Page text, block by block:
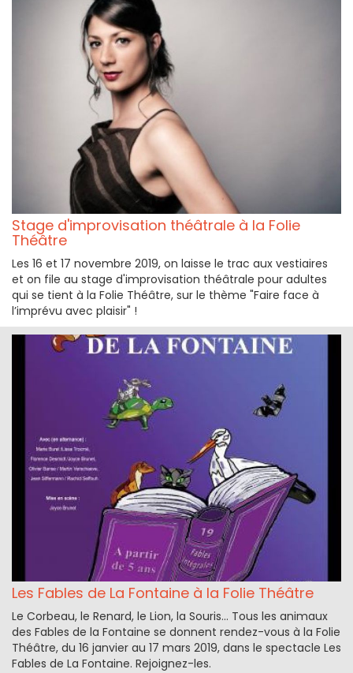
Stage d'improvisation théâtrale à la Folie
Théâtre
Les 16 et 17 novembre 2019, on laisse le trac aux vestiaires
et on file au stage d'improvisation théâtrale pour adultes
qui se tient à la Folie Théâtre, sur le thème "Faire face à
l’imprévu avec plaisir" !
Les Fables de La Fontaine à la Folie Théâtre
Le Corbeau, le Renard, le Lion, la Souris... Tous les animaux
des Fables de la Fontaine se donnent rendez-vous à la Folie
Théâtre, du 16 janvier au 17 mars 2019, dans le spectacle Les
Fables de La Fontaine. Rejoignez-les.